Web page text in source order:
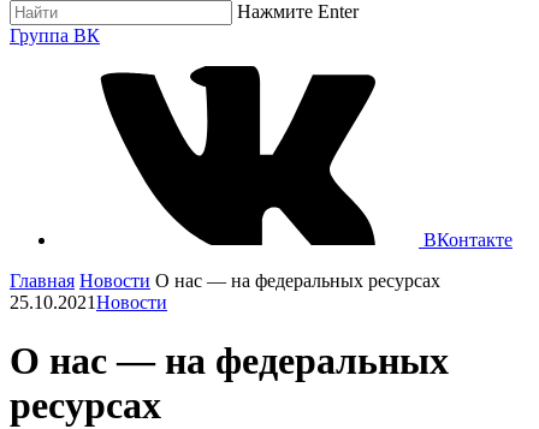
Нажмите Enter
Группа ВК
ВКонтакте
Главная Новости О нас — на федеральных ресурсах
25.10.2021Новости
О нас — на федеральных
ресурсах